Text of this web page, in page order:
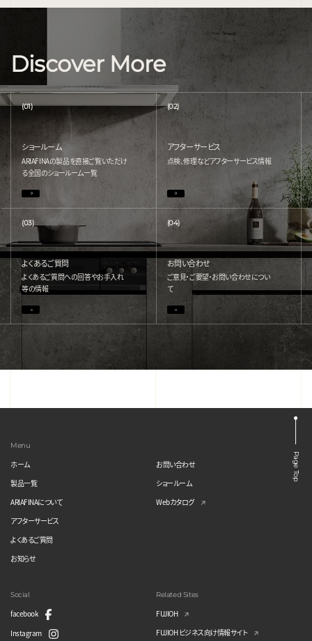
Discover More
(01)
ショールーム
ARIAFINAの製品を直接ご覧いただけ
る全国のショールーム一覧
(02)
アフターサービス
点検、修理などアフターサービス情報
(03)
よくあるご質問
よくあるご質問への回答やお手入れ
等の情報
(04)
お問い合わせ
ご意見・ご要望・お問い合わせについ
て
Page Top
Menu
ホーム
製品一覧
ARIAFINAについて
アフターサービス
よくあるご質問
お知らせ
お問い合わせ
ショールーム
Webカタログ
Social
facebook
Instagram
Related Sites
FUJIOH
FUJIOH ビジネス向け情報サイト